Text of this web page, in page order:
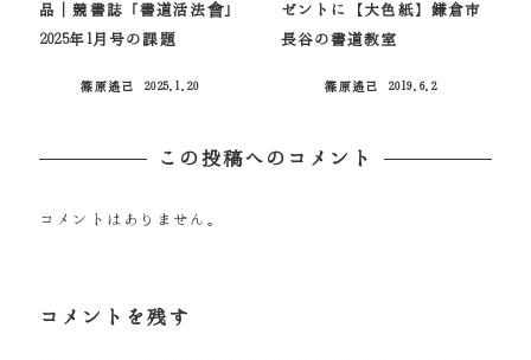
品｜競書誌「書道活法會」
2025年1月号の課題
篠原遙己
2025.1.20
ゼントに【大色紙】鎌倉市
長谷の書道教室
篠原遙己
2019.6.2
この投稿へのコメント
コメントはありません。
コメントを残す